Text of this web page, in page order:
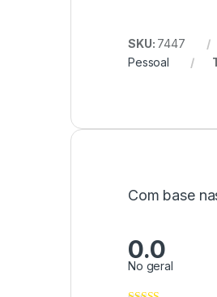
SKU: 7447
Pessoal
Com base
0.0
No geral